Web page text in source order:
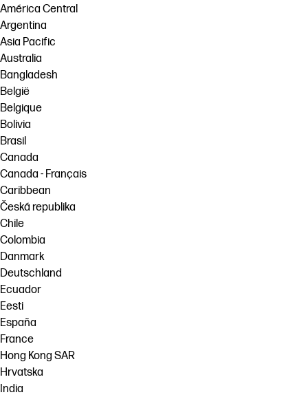
América Central
Argentina
Asia Pacific
Australia
Bangladesh
België
Belgique
Bolivia
Brasil
Canada
Canada - Français
Caribbean
Česká republika
Chile
Colombia
Danmark
Deutschland
Ecuador
Eesti
España
France
Hong Kong SAR
Hrvatska
India